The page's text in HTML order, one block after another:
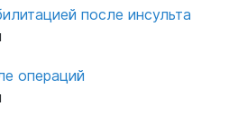
после инсульта
операций